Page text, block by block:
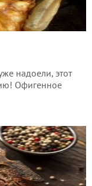
надоели, этот
Офигенное